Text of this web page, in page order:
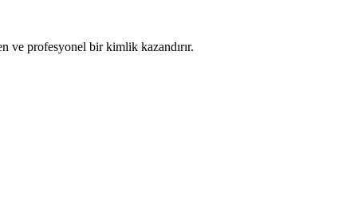
ve profesyonel bir kimlik kazandırır.